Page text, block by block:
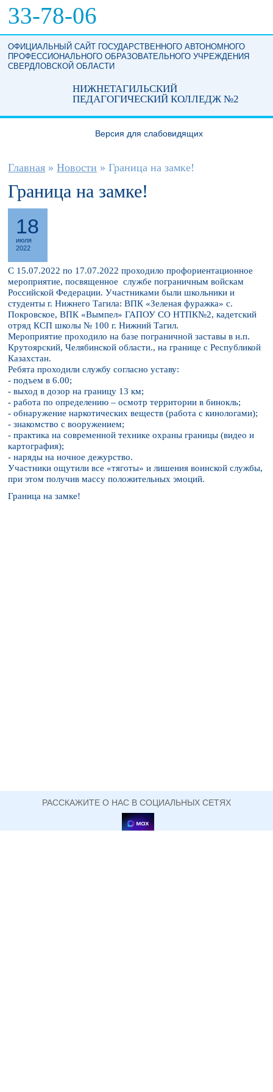
33-78-06
ОФИЦИАЛЬНЫЙ САЙТ ГОСУДАРСТВЕННОГО АВТОНОМНОГО
ПРОФЕССИОНАЛЬНОГО ОБРАЗОВАТЕЛЬНОГО УЧРЕЖДЕНИЯ
СВЕРДЛОВСКОЙ ОБЛАСТИ
НИЖНЕТАГИЛЬСКИЙ
ПЕДАГОГИЧЕСКИЙ КОЛЛЕДЖ №2
Версия для слабовидящих
Вы здесь
Главная » Новости » Граница на замке!
Граница на замке!
18
июля
2022
С 15.07.2022 по 17.07.2022 проходило профориентационное
мероприятие, посвященное службе пограничным войскам
Российской Федерации. Участниками были школьники и
студенты г. Нижнего Тагила: ВПК «Зеленая фуражка» с.
Покровское, ВПК «Вымпел» ГАПОУ СО НТПК№2, кадетский
отряд КСП школы № 100 г. Нижний Тагил.
Мероприятие проходило на базе пограничной заставы в н.п.
Крутоярский, Челябинской области., на границе с Республикой
Казахстан.
Ребята проходили службу согласно уставу:
- подъем в 6.00;
- выход в дозор на границу 13 км;
- работа по определению – осмотр территории в бинокль;
- обнаружение наркотических веществ (работа с кинологами);
- знакомство с вооружением;
- практика на современной технике охраны границы (видео и
картография);
- наряды на ночное дежурство.
Участники ощутили все «тяготы» и лишения воинской службы,
при этом получив массу положительных эмоций.
Граница на замке!
РАССКАЖИТЕ О НАС В СОЦИАЛЬНЫХ СЕТЯХ